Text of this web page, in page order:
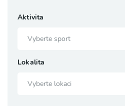
Aktivita
Lokalita